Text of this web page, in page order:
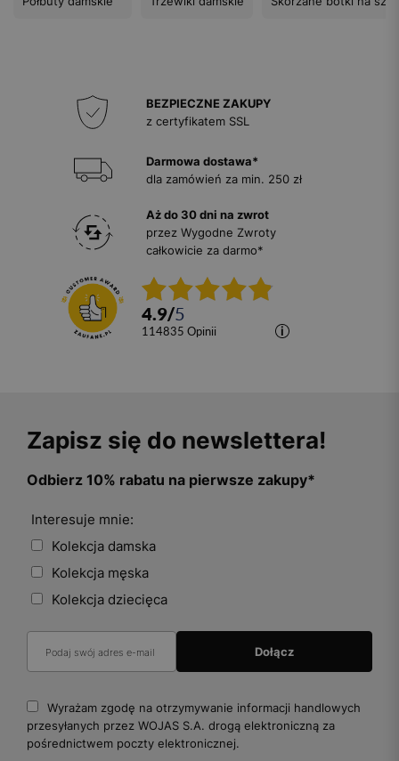
BEZPIECZNE ZAKUPY
z certyfikatem SSL
Darmowa dostawa*
dla zamówień za min. 250 zł
Aż do 30 dni na zwrot
przez Wygodne Zwroty
całkowicie za darmo*
4.9/5
114835 opinii
Zapisz się do newslettera!
Odbierz 10% rabatu na pierwsze zakupy*
Interesuje mnie:
Kolekcja damska
Kolekcja męska
Kolekcja dziecięca
Wyrażam zgodę na otrzymywanie informacji handlowych
przesyłanych przez WOJAS S.A. drogą elektroniczną za
pośrednictwem poczty elektronicznej.